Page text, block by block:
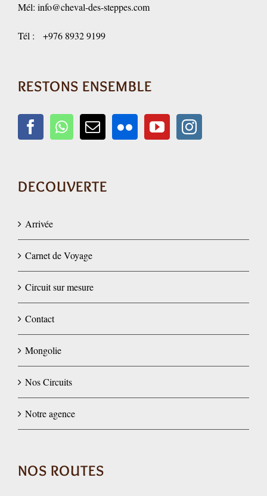
Mél: info@cheval-des-steppes.com
Tél : +976 8932 9199
RESTONS ENSEMBLE
DECOUVERTE
Arrivée
Carnet de Voyage
Circuit sur mesure
Contact
Mongolie
Nos Circuits
Notre agence
NOS ROUTES